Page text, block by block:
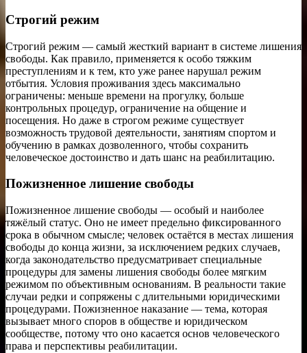
Строгий режим
Строгий режим — самый жесткий вариант в системе лишения
свободы. Как правило, применяется к особо тяжким
преступлениям и к тем, кто уже ранее нарушал режим
отбытия. Условия проживания здесь максимально
ограничены: меньше времени на прогулку, больше
контрольных процедур, ограничение на общение и
посещения. Но даже в строгом режиме существует
возможность трудовой деятельности, занятиям спортом и
обучению в рамках дозволенного, чтобы сохранить
человеческое достоинство и дать шанс на реабилитацию.
Пожизненное лишение свободы
Пожизненное лишение свободы — особый и наиболее
тяжёлый статус. Оно не имеет предельно фиксированного
срока в обычном смысле; человек остаётся в местах лишения
свободы до конца жизни, за исключением редких случаев,
когда законодательство предусматривает специальные
процедуры для замены лишения свободы более мягким
режимом по объективным основаниям. В реальности такие
случаи редки и сопряжены с длительными юридическими
процедурами. Пожизненное наказание — тема, которая
вызывает много споров в обществе и юридическом
сообществе, потому что оно касается основ человеческого
права и перспективы реабилитации.